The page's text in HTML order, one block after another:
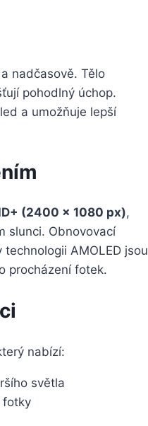
nadčasově. Tělo
pohodlný úchop.
a umožňuje lepší
(2400 × 1080 px),
slunci. Obnovovací
AMOLED jsou
procházení fotek.
nabízí:
světla
fotky